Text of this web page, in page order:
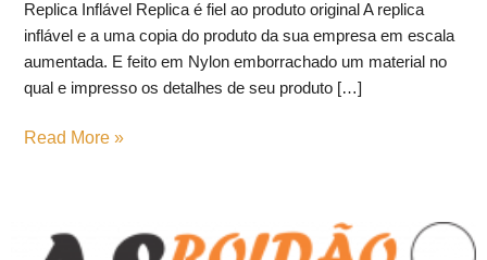
Replica Inflável Replica é fiel ao produto original A replica
inflável e a uma copia do produto da sua empresa em escala
aumentada. E feito em Nylon emborrachado um material no
qual e impresso os detalhes de seu produto […]
Read More »